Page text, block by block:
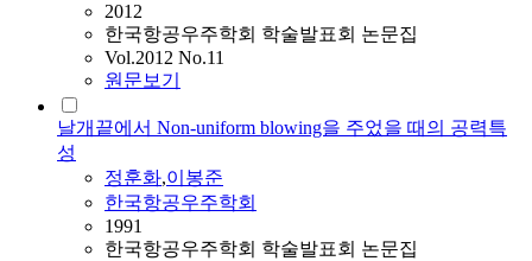
2012
한국항공우주학회 학술발표회 논문집
Vol.2012 No.11
원문보기
날개끝에서 Non-uniform blowing을 주었을 때의 공력특
성
정훈화,이봉준
한국항공우주학회
1991
한국항공우주학회 학술발표회 논문집